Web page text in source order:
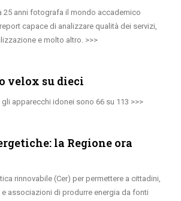
25 anni fotografa il mondo accademico
capace di analizzare qualità dei servizi,
e molto altro.
velox su dieci
gli apparecchi idonei sono 66 su 113
la Regione ora
rinnovabile (Cer) per permettere a cittadini,
associazioni di produrre energia da fonti